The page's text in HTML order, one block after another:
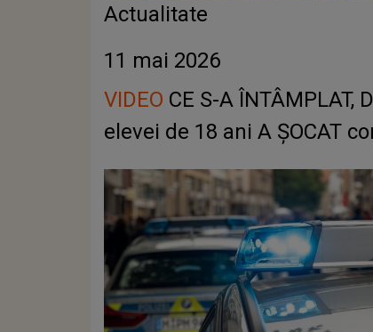
Actualitate
11 mai 2026
VIDEO CE S-A ÎNTÂMPLAT,
elevei de 18 ani A ȘOCAT